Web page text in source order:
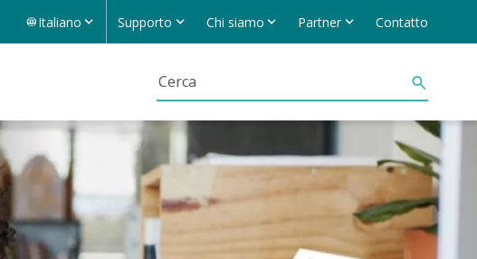
Italiano Supporto Chi siamo Partner Contatto